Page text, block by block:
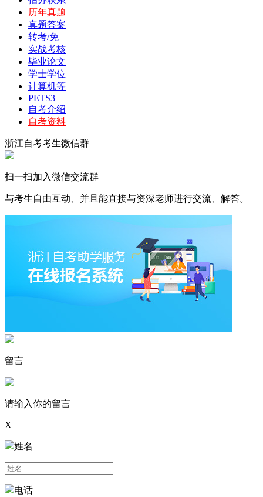
历年真题
真题答案
转考/免
实战考核
毕业论文
学士学位
计算机等
PETS3
自考介绍
自考资料
浙江自考考生微信群
扫一扫加入微信交流群
与考生自由互动、并且能直接与资深老师进行交流、解答。
留言
请输入你的留言
X
姓名
电话